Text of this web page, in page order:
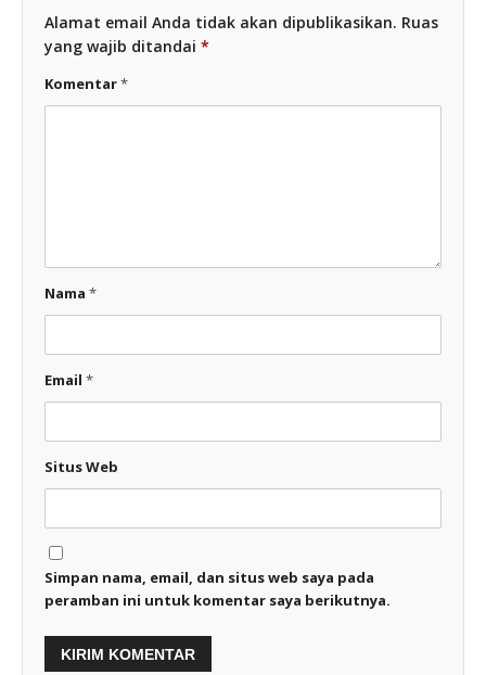
Alamat email Anda tidak akan dipublikasikan. Ruas
yang wajib ditandai *
Komentar*
Nama *
Email *
Situs Web
Simpan nama, email, dan situs web saya pada
peramban ini untuk komentar saya berikutnya.